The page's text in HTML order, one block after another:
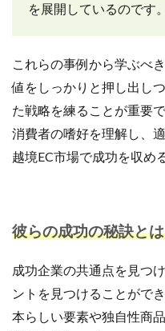
を展開しているのです。
これらの事例から学ぶべ
値をしっかりと押し出し
た戦略を練ることが重要
消費者の嗜好を理解し、
越境EC市場で成功を収め
彼らの成功の秘訣と
成功企業の共通点を見つ
ントを見つけることがで
本らしい要素や独自性商